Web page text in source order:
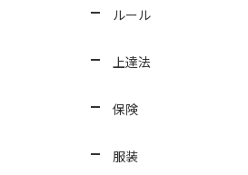
ルール
上達法
保険
服装